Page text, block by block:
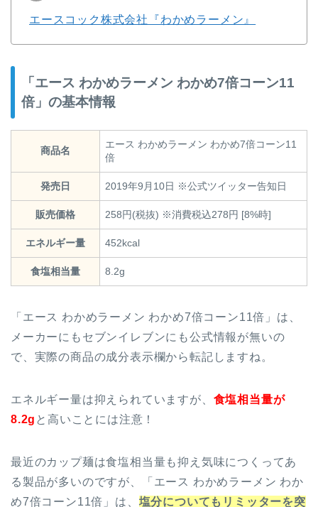
エースコック株式会社『わかめラーメン』
「エース わかめラーメン わかめ7倍コーン11
倍」の基本情報
商品名
エース わかめラーメン わかめ7倍コーン11
倍
発売日 2019年9月10日 ※公式ツイッター告知日
販売価格 258円(税抜) ※消費税込278円 [8%時]
エネルギー量 452kcal
食塩相当量 8.2g
「エース わかめラーメン わかめ7倍コーン11倍」は、
メーカーにもセブンイレブンにも公式情報が無いの
で、実際の商品の成分表示欄から転記しますね。
エネルギー量は抑えられていますが、 食塩相当量が
8.2g と高いことには注意！
最近のカップ麺は食塩相当量も抑え気味につくってあ
る製品が多いのですが、「エース わかめラーメン わか
め7倍コーン11倍」は、 塩分についてもリミッターを突